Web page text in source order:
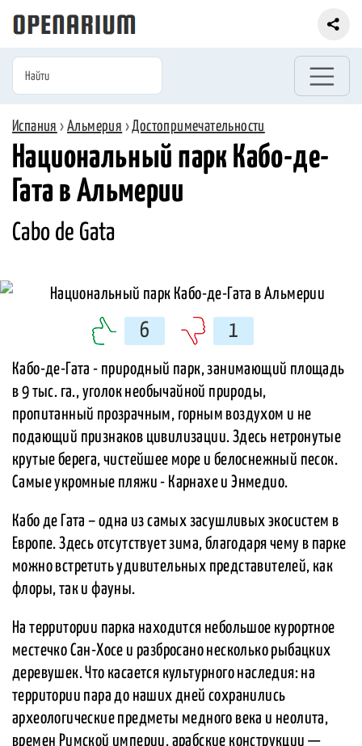
Испания ›Альмерия ›Достопримечательности
Национальный парк Кабо-де-
Гата в Альмерии
Cabo de Gata
6 1
Кабо-де-Гата - природный парк, занимающий площадь
в 9 тыс. га., уголок необычайной природы,
пропитанный прозрачным, горным воздухом и не
подающий признаков цивилизации. Здесь нетронутые
крутые берега, чистейшее море и белоснежный песок.
Самые укромные пляжи - Карнахе и Энмедио.
Кабо де Гата – одна из самых засушливых экосистем в
Европе. Здесь отсутствует зима, благодаря чему в парке
можно встретить удивительных представителей, как
флоры, так и фауны.
На территории парка находится небольшое курортное
местечко Сан-Хосе и разбросано несколько рыбацких
деревушек. Что касается культурного наследия: на
территории пара до наших дней сохранились
археологические предметы медного века и неолита,
времен Римской империи, арабские конструкции —